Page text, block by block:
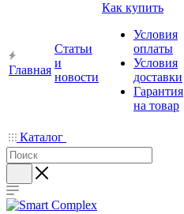
Главная
Статьи
и
новости
Как купить
Условия
оплаты
Условия
доставки
Гарантия
на товар
Каталог